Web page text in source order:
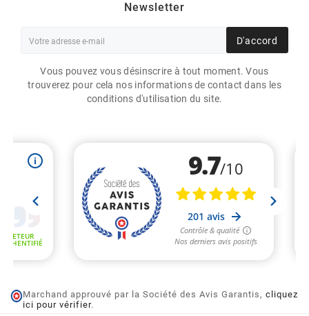
Newsletter
D'accord
Vous pouvez vous désinscrire à tout moment. Vous
trouverez pour cela nos informations de contact dans les
conditions d'utilisation du site.
Marchand approuvé par la Société des Avis Garantis, cliquez
ici pour vérifier.